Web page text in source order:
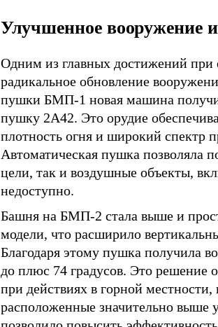
Улучшенное вооружение
Одним из главных достижений
радикальное обновление
пушки БМП-1 новая машина
пушку 2А42. Это орудие
плотность огня и широкий спектр
Автоматическая пушка позволяла
цели, так и воздушные объекты,
недоступно.
Башня на БМП-2 стала выше и
модели, что расширило
Благодаря этому пушка получила
до плюс 74 градусов. Это решение
при действиях в горной местности,
расположенные значительно